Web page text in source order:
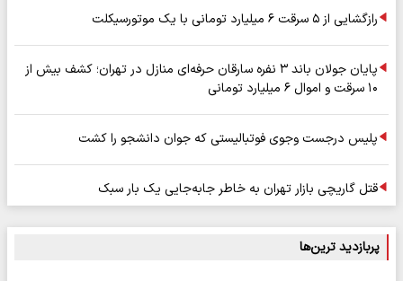
رازگشایی از ۵ سرقت ۶ میلیارد تومانی با یک موتورسیکلت
پایان جولان باند ۳ نفره سارقان حرفه‌ای منازل در تهران؛ کشف بیش از
۱۰ سرقت و اموال ۶ میلیارد تومانی
پلیس درجست وجوی فوتبالیستی که جوان دانشجو را کشت
قتل گاریچی بازار تهران به خاطر جابه‌جایی یک بار سبک
پربازدید ترین‌ها